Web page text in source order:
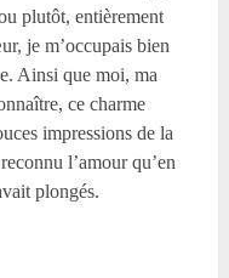
plutôt, entièrement
je m’occupais bien
Ainsi que moi, ma
ce charme
impressions de la
l’amour qu’en
plongés.